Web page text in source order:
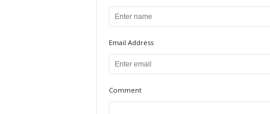
Email Address
Comment